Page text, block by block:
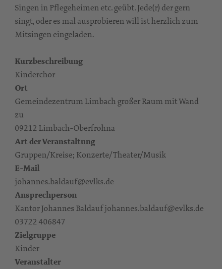
Singen in Pflegeheimen etc. geübt. Jede(r) der gern
singt, oder es mal ausprobieren will ist herzlich zum
Mitsingen eingeladen.
Kurzbeschreibung
Kinderchor
Ort
Gemeindezentrum Limbach großer Raum mit Wand
zu
09212 Limbach-Oberfrohna
Art der Veranstaltung
Gruppen/Kreise; Konzerte/Theater/Musik
E-Mail
johannes.baldauf@evlks.de
Ansprechperson
Kantor Johannes Baldauf johannes.baldauf@evlks.de
03722 406847
Zielgruppe
Kinder
Veranstalter